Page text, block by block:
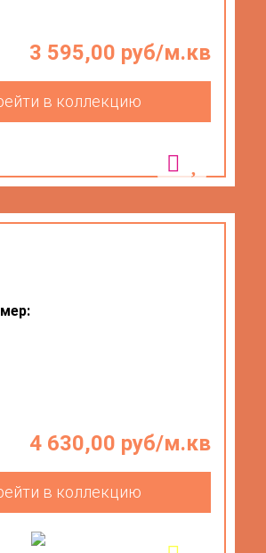
3 595,00 руб/м.кв
в коллекцию
4 630,00 руб/м.кв
в коллекцию